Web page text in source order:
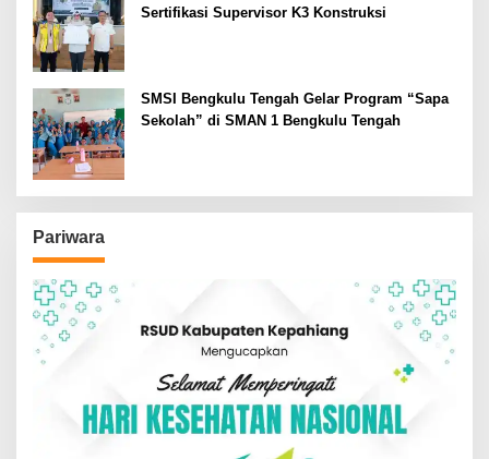
Sertifikasi Supervisor K3 Konstruksi
SMSI Bengkulu Tengah Gelar Program “Sapa
Sekolah” di SMAN 1 Bengkulu Tengah
Pariwara